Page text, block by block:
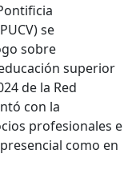
se
sobre
superior
de la Red
con la
profesionales e
como en